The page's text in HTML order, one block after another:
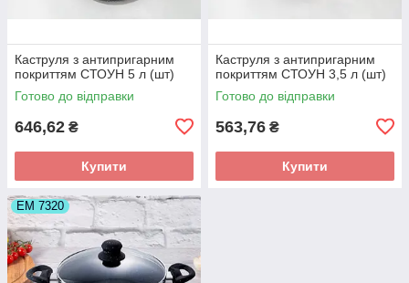
Каструля з антипригарним
покриттям СТОУН 5 л (шт)
Готово до відправки
646,62 ₴
Купити
Каструля з антипригарним
покриттям СТОУН 3,5 л (шт)
Готово до відправки
563,76 ₴
Купити
ЕМ 7320